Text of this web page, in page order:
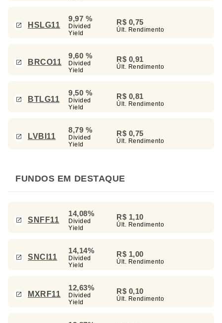
HSLG11
9,97 %
Divided
Yield
R$ 0,75
Últ. Rendimento
BRCO11
9,60 %
Divided
Yield
R$ 0,91
Últ. Rendimento
BTLG11
9,50 %
Divided
Yield
R$ 0,81
Últ. Rendimento
LVBI11
8,79 %
Divided
Yield
R$ 0,75
Últ. Rendimento
FUNDOS EM DESTAQUE
SNFF11
14,08%
Divided
Yield
R$ 1,10
Últ. Rendimento
SNCI11
14,14%
Divided
Yield
R$ 1,00
Últ. Rendimento
MXRF11
12,63%
Divided
Yield
R$ 0,10
Últ. Rendimento